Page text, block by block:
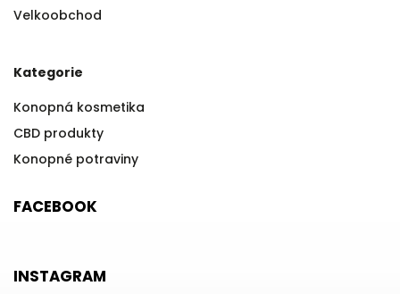
Velkoobchod
Kategorie
Konopná kosmetika
CBD produkty
Konopné potraviny
FACEBOOK
INSTAGRAM